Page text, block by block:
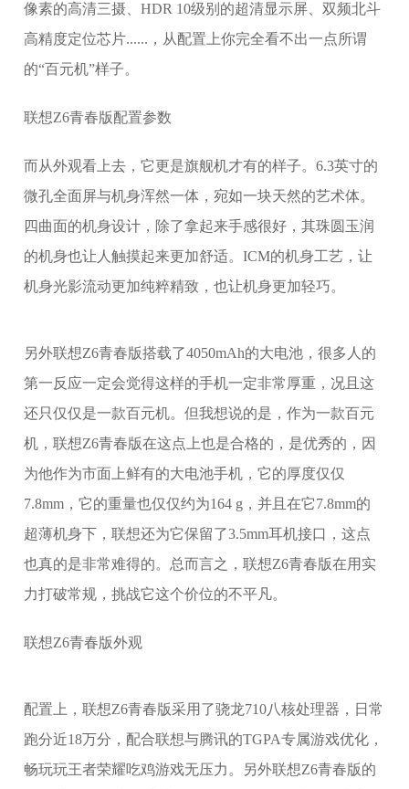
像素的高清三摄、HDR 10级别的超清显示屏、双频北斗
高精度定位芯片......，从配置上你完全看不出一点所谓
的“百元机”样子。
联想Z6青春版配置参数
而从外观看上去，它更是旗舰机才有的样子。6.3英寸的
微孔全面屏与机身浑然一体，宛如一块天然的艺术体。
四曲面的机身设计，除了拿起来手感很好，其珠圆玉润
的机身也让人触摸起来更加舒适。ICM的机身工艺，让
机身光影流动更加纯粹精致，也让机身更加轻巧。
另外联想Z6青春版搭载了4050mAh的大电池，很多人的
第一反应一定会觉得这样的手机一定非常厚重，况且这
还只仅仅是一款百元机。但我想说的是，作为一款百元
机，联想Z6青春版在这点上也是合格的，是优秀的，因
为他作为市面上鲜有的大电池手机，它的厚度仅仅
7.8mm，它的重量也仅仅约为164 g，并且在它7.8mm的
超薄机身下，联想还为它保留了3.5mm耳机接口，这点
也真的是非常难得的。总而言之，联想Z6青春版在用实
力打破常规，挑战它这个价位的不平凡。
联想Z6青春版外观
配置上，联想Z6青春版采用了骁龙710八核处理器，日常
跑分近18万分，配合联想与腾讯的TGPA专属游戏优化，
畅玩玩王者荣耀吃鸡游戏无压力。另外联想Z6青春版的